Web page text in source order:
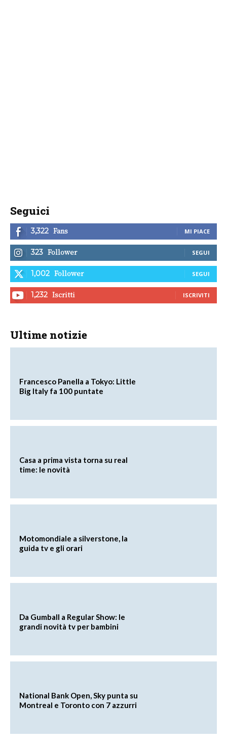
Seguici
3,322 Fans MI PIACE
323 Follower SEGUI
1,002 Follower SEGUI
1,232 Iscritti ISCRIVITI
Ultime notizie
Francesco Panella a Tokyo: Little
Big Italy fa 100 puntate
Casa a prima vista torna su real
time: le novità
Motomondiale a silverstone, la
guida tv e gli orari
Da Gumball a Regular Show: le
grandi novità tv per bambini
National Bank Open, Sky punta su
Montreal e Toronto con 7 azzurri